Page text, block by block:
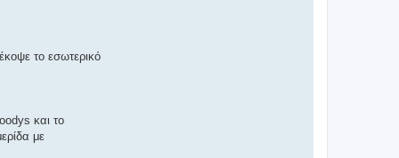
το εσωτερικό
και το
με